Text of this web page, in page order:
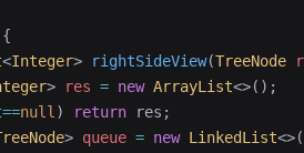
{
<Integer> rightSideView(TreeNode
> res = new ArrayList<>();
==null ) return res;
> queue = new LinkedList